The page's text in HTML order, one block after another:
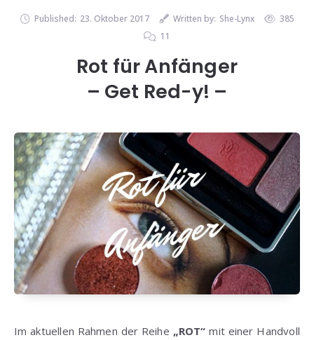
Published: 23. Oktober 2017 Written by: She-Lynx
385
11
Rot für Anfänger
– Get Red-y! –
Im aktuellen Rahmen der Reihe „ROT“ mit einer Handvoll